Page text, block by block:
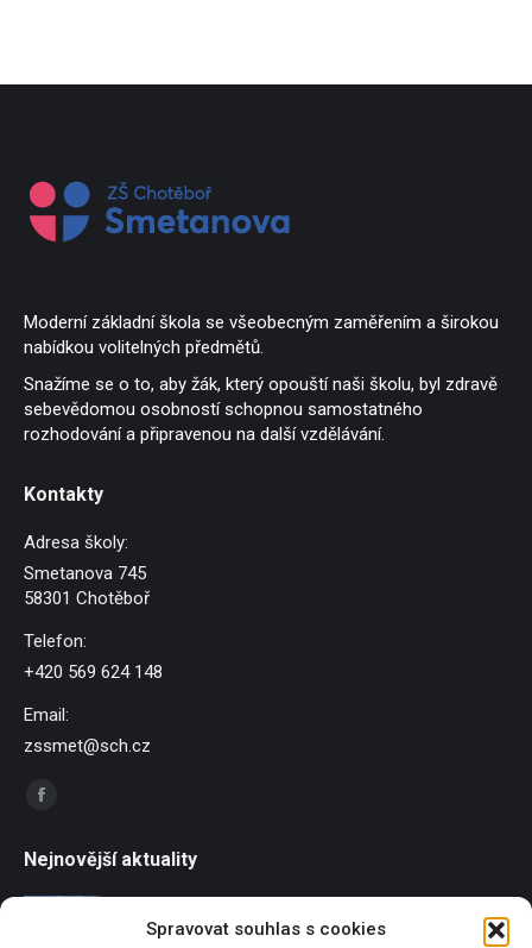
Spravovat souhlas s cookies
Moderní základní škola se všeobecným zaměřením a širokou
nabídkou volitelných předmětů.
Snažíme se o to, aby žák, který opouští naši školu, byl zdravě
sebevědomou osobností schopnou samostatného
rozhodování a připravenou na další vzdělávání.
Kontakty
Adresa školy:
Smetanova 745
58301 Chotěboř
Telefon:
+420 569 624 148
Email:
zssmet@sch.cz
Find us on:
Facebook
opens
in
Nejnovější aktuality
21/06/2026